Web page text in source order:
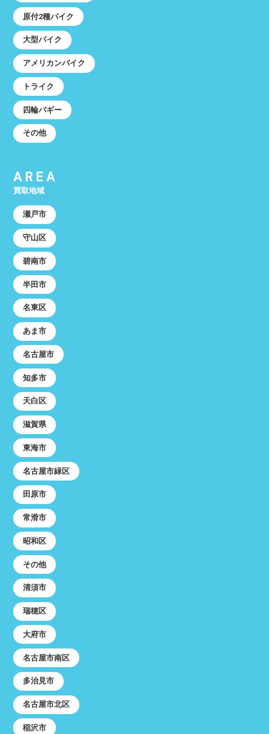
原付2種バイク
大型バイク
アメリカンバイク
トライク
四輪バギー
その他
AREA
買取地域
瀬戸市
守山区
碧南市
半田市
名東区
あま市
名古屋市
知多市
天白区
滋賀県
東海市
名古屋市緑区
田原市
常滑市
昭和区
その他
清須市
瑞穂区
大府市
名古屋市南区
多治見市
名古屋市北区
稲沢市